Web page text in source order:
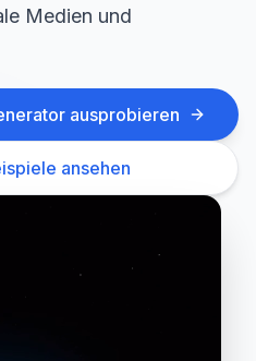
Medien und
ausprobieren
ansehen